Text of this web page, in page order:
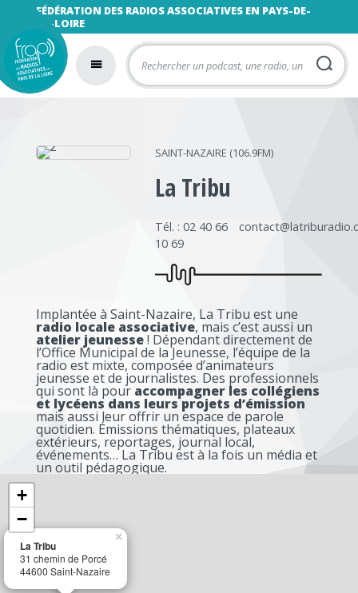
FÉDÉRATION DES RADIOS ASSOCIATIVES EN PAYS-DE-
LA-LOIRE
SAINT-NAZAIRE (106.9FM)
La Tribu
Tél. : 02 40 66
10 69
Implantée à Saint-Nazaire, La Tribu est une
radio locale associative, mais c’est aussi un
atelier jeunesse! Dépendant directement de
l’Office Municipal de la Jeunesse, l’équipe de la
radio est mixte, composée d’animateurs
jeunesse et de journalistes. Des professionnels
qui sont là pour accompagner les collégiens
et lycéens dans leurs projets d’émission
mais aussi leur offrir un espace de parole
quotidien. Émissions thématiques, plateaux
extérieurs, reportages, journal local,
événements… La Tribu est à la fois un média et
un outil pédagogique.
La Tribu
31 chemin de Porcé
44600 Saint-Nazaire
×
+
−